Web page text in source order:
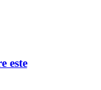
este